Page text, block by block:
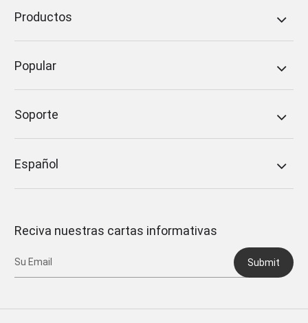
Productos
Popular
Soporte
Español
Reciva nuestras cartas informativas
Submit